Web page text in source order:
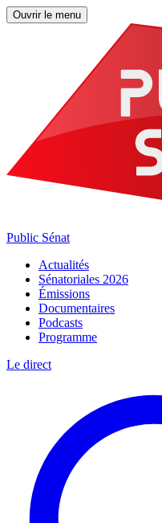
Ouvrir le menu
Public Sénat
Actualités
Sénatoriales 2026
Émissions
Documentaires
Podcasts
Programme
Le direct